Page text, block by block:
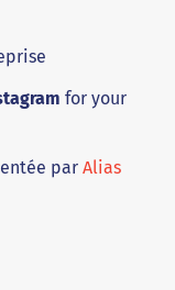
for your
par Alias